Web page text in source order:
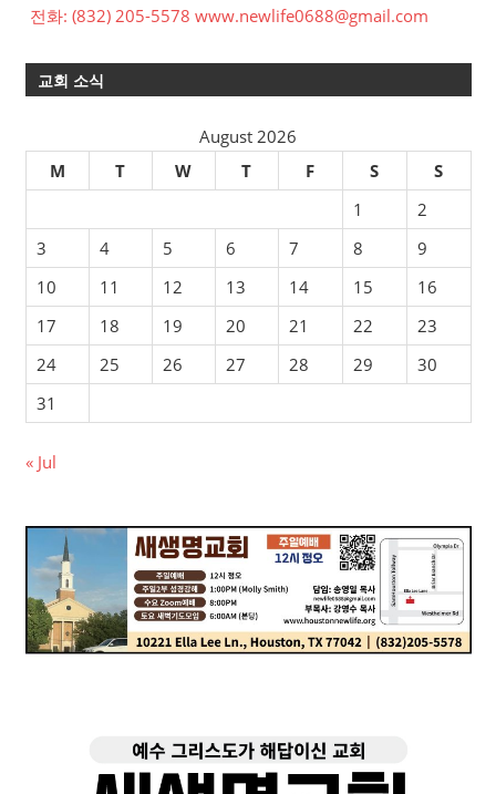
전화: (832) 205-5578 www.newlife0688@gmail.com
교회 소식
August 2026
M
T W T F S
S
1
2
3
4 5 6 7 8
9
10
11 12 13 14 15
16
17
18 19 20 21 22
23
24
25 26 27 28 29
30
31
« Jul